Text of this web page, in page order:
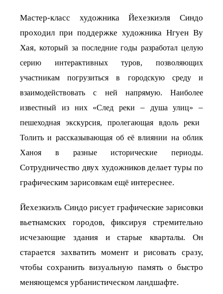
Мастер-класс художника Йехезкиэля Синдо
проходил при поддержке художника Нгуен Ву
Хая, который за последние годы разработал целую
серию интерактивных туров, позволяющих
участникам погрузиться в городскую среду и
взаимодействовать с ней напрямую. Наиболее
известный из них «След реки –душа улиц» –
пешеходная экскурсия, пролегающая вдоль реки
Толить и рассказывающая об её влиянии на облик
Ханоя в разные исторические периоды.
Сотрудничество двух художников делает туры по
графическим зарисовкам ещё интереснее.
Йехезкиэль Синдо рисует графические зарисовки
вьетнамских городов, фиксируя стремительно
исчезающие здания и старые кварталы. Он
старается захватить момент и рисовать сразу,
чтобы сохранить визуальную память о быстро
меняющемся урбанистическом ландшафте.